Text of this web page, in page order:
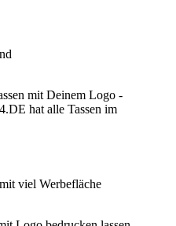
viel Werbefläche